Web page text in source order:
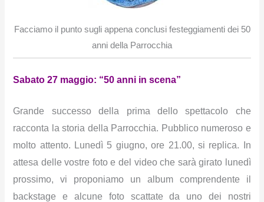
Facciamo il punto sugli appena conclusi festeggiamenti dei 50
anni della Parrocchia
Sabato 27 maggio: “50 anni in scena”
Grande successo della prima dello spettacolo che
racconta la storia della Parrocchia. Pubblico numeroso e
molto attento. Lunedì 5 giugno, ore 21.00, si replica. In
attesa delle vostre foto e del video che sarà girato lunedì
prossimo, vi proponiamo un album comprendente il
backstage e alcune foto scattate da uno dei nostri